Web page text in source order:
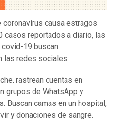
coronavirus causa estragos
casos reportados a diario, las
19 buscan
las redes sociales.
rastrean cuentas en
grupos de WhatsApp y
Buscan camas en un hospital,
y donaciones de sangre.